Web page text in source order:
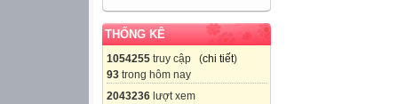
THỐNG KÊ
1054255 truy cập (chi tiết)
93 trong hôm nay
2043236 lượt xem